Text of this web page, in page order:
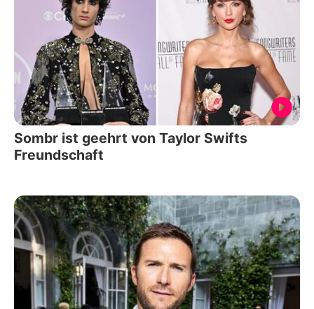
Sombr ist geehrt von Taylor Swifts
Freundschaft